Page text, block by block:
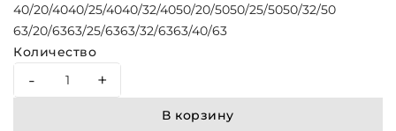
40/20/4040/25/4040/32/4050/20/5050/25/5050/32/50
63/20/6363/25/6363/32/6363/40/63
Количество
- +
В корзину